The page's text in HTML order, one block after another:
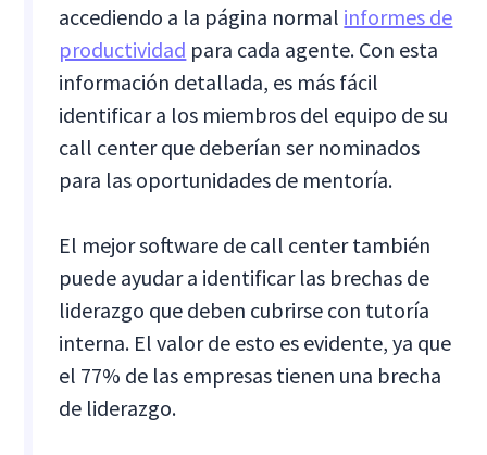
accediendo a la página normal informes de
productividad para cada agente. Con esta
información detallada, es más fácil
identificar a los miembros del equipo de su
call center que deberían ser nominados
para las oportunidades de mentoría.
El mejor software de call center también
puede ayudar a identificar las brechas de
liderazgo que deben cubrirse con tutoría
interna. El valor de esto es evidente, ya que
el 77% de las empresas tienen una brecha
de liderazgo.